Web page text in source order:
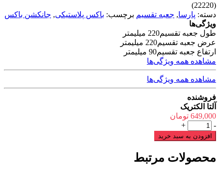
(22220)
دسته: پارسا, جعبه تقسیم برچسب: باکس پلاستیکی, جانکشن باکس
ویژگی‌ها
طول جعبه تقسیم220 میلیمتر
عرض جعبه تقسیم220 میلیمتر
ارتفاع جعبه تقسیم90 میلیمتر
مشاهده همه ویژگی‌ها
مشاهده همه ویژگی‌ها
فروشنده
آلتا الکتریک
649,000 تومان
جعبه
تقسیم
پلاستیکی
90×220×220
-
+
افزودن به سبد خرید
محصولات مرتبط